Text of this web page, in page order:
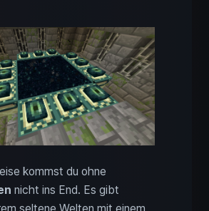
kommst du ohne
nicht ins End. Es gibt